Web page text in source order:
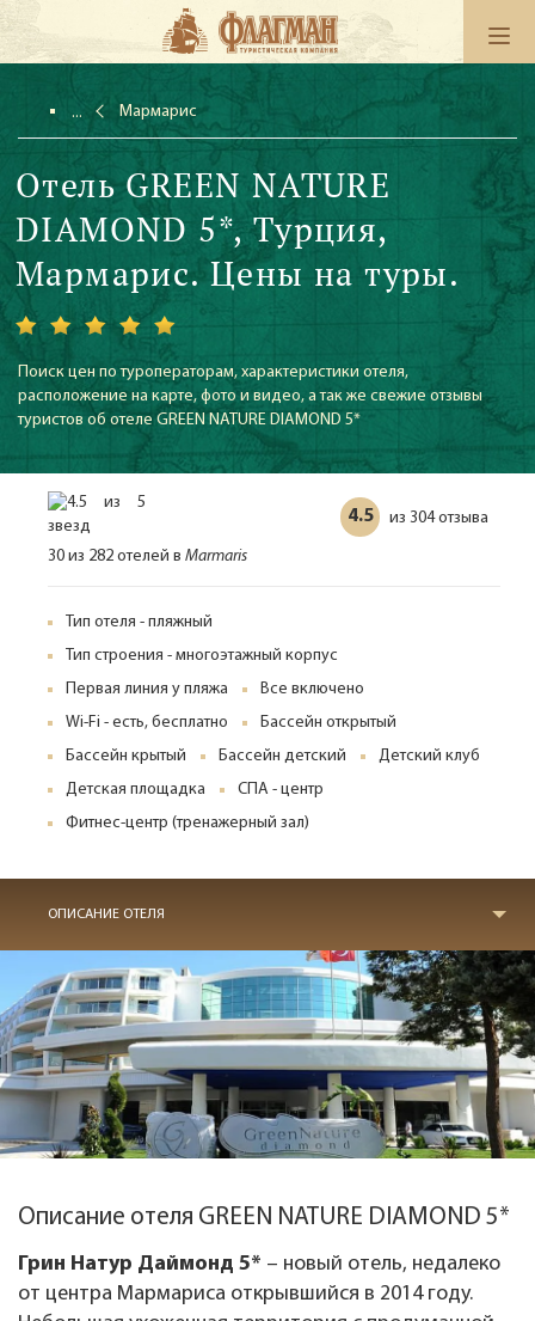
Мармарис
Отель GREEN NATURE
DIAMOND 5*, Турция,
Мармарис. Цены на туры.
Поиск цен по туроператорам, характеристики отеля,
расположение на карте, фото и видео, а так же свежие отзывы
туристов об отеле GREEN NATURE DIAMOND 5*
4.5 из 304 отзыва
30 из 282 отелей в Marmaris
Тип отеля - пляжный
Тип строения - многоэтажный корпус
Первая линия у пляжа
Все включено
Wi-Fi - есть, бесплатно
Бассейн открытый
Бассейн крытый
Бассейн детский
Детский клуб
Детская площадка
СПА - центр
Фитнес-центр (тренажерный зал)
ОПИСАНИЕ ОТЕЛЯ
Описание отеля GREEN NATURE DIAMOND 5*
Грин Натур Даймонд 5* – новый отель, недалеко
от центра Мармариса открывшийся в 2014 году.